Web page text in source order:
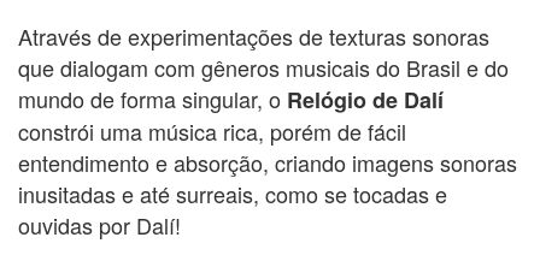
Através de experimentações de texturas sonoras
que dialogam com gêneros musicais do Brasil e do
mundo de forma singular, o Relógio de Dalí
constrói uma música rica, porém de fácil
entendimento e absorção, criando imagens sonoras
inusitadas e até surreais, como se tocadas e
ouvidas por Dalí!